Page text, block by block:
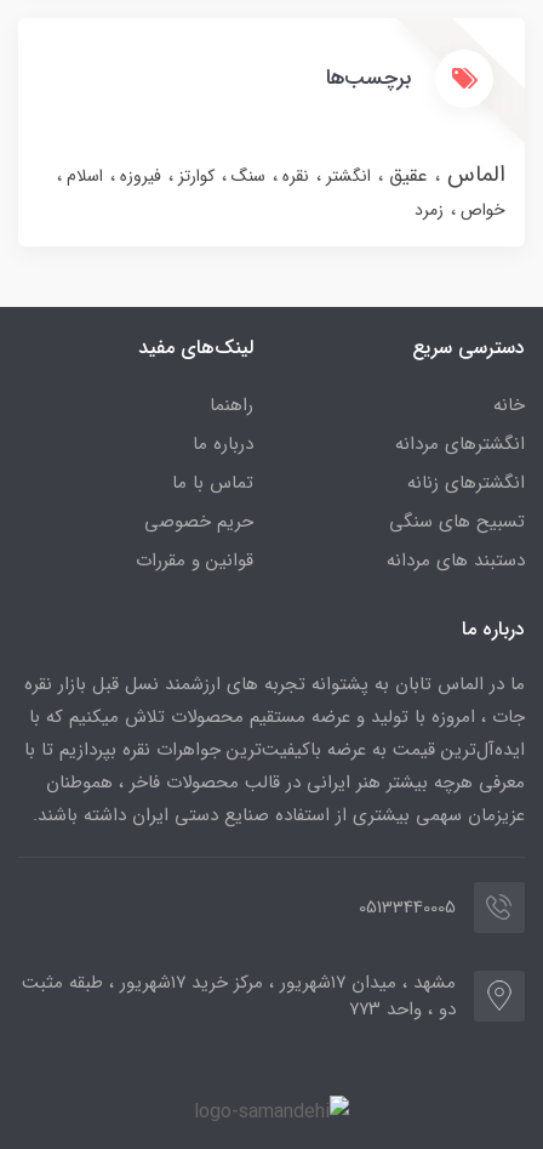
برچسب‌ها
الماس عقیق انگشتر نقره سنگ کوارتز فیروزه
اسلام
خواص
زمرد
دسترسی سریع
خانه
انگشترهای مردانه
انگشترهای زنانه
تسبیح های سنگی
دستبند های مردانه
لینک‌های مفید
راهنما
درباره ما
تماس با ما
حریم خصوصی
قوانین و مقررات
درباره ما
ما در الماس تابان به پشتوانه تجربه های ارزشمند نسل قبل بازار نقره
جات ، امروزه با تولید و عرضه مستقیم محصولات تلاش میکنیم که با
ایده‌آل‌ترین قیمت به عرضه باکیفیت‌ترین جواهرات نقره بپردازیم تا با
معرفی هرچه بیشتر هنر ایرانی در قالب محصولات فاخر ، هموطنان
عزیزمان سهمی بیشتری از استفاده صنایع دستی ایران داشته باشند.
05133440005
مشهد ، میدان ۱۷شهریور ، مرکز خرید ۱۷شهریور ، طبقه مثبت
دو ، واحد ۷۷۳